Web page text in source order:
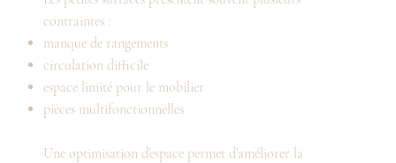
contraintes :
manque de rangements
circulation difficile
espace limité pour le mobilier
pièces multifonctionnelles
Une optimisation d’espace permet d’améliorer la